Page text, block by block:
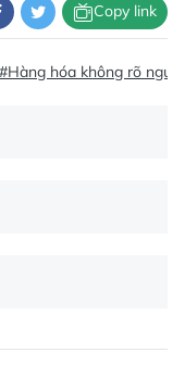
Copy link
#Hàng hóa không rõ